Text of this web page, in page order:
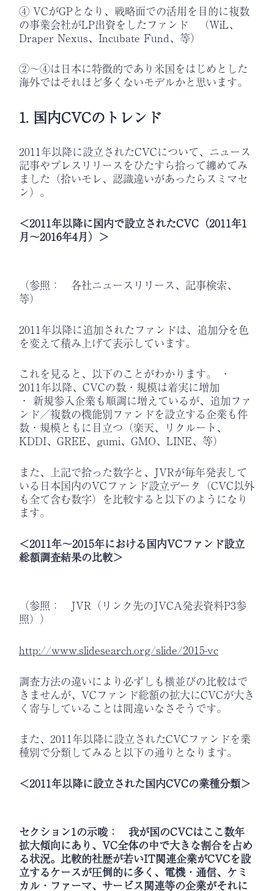
④ VCがGPとなり、戦略面での活用を目的に複数
の事業会社がLP出資をしたファンド （WiL、
Draper Nexus、Incubate Fund、等）
②～④は日本に特徴的であり米国をはじめとした
海外ではそれほど多くないモデルかと思います。
1. 国内CVCのトレンド
2011年以降に設立されたCVCについて、ニュース
記事やプレスリリースをひたすら拾って纏めてみ
ました（拾いモレ、認識違いがあったらスミマセ
ン）。
＜2011年以降に国内で設立されたCVC（2011年1
月～2016年4月）＞
（参照： 各社ニュースリリース、記事検索、
等）
2011年以降に追加されたファンドは、追加分を色
を変えて積み上げて表示しています。
これを見ると、以下のことがわかります。 ・
2011年以降、CVCの数・規模は着実に増加
・ 新規参入企業も順調に増えているが、追加ファ
ンド／複数の機能別ファンドを設立する企業も件
数・規模ともに目立つ（楽天、リクルート、
KDDI、GREE、gumi、GMO、LINE、等）
また、上記で拾った数字と、JVRが毎年発表して
いる日本国内のVCファンド設立データ（CVC以外
も全て含む数字）を比較すると以下のようになり
ます。
＜2011年～2015年における国内VCファンド設立
総額調査結果の比較＞
（参照： JVR（リンク先のJVCA発表資料P3参
照））
http://www.slidesearch.org/slide/2015-vc
調査方法の違いにより必ずしも横並びの比較はで
きませんが、VCファンド総額の拡大にCVCが大き
く寄与していることは間違いなさそうです。
また、2011年以降に設立されたCVCファンドを業
種別で分類してみると以下の通りとなります。
＜2011年以降に設立された国内CVCの業種分類＞
セクション1の示唆： 我が国のCVCはここ数年
拡大傾向にあり、VC全体の中で大きな割合を占め
る状況。比較的社歴が若いIT関連企業がCVCを設
立するケースが圧倒的に多く、電機・通信、ケミ
カル・ファーマ、サービス関連等の企業がそれに